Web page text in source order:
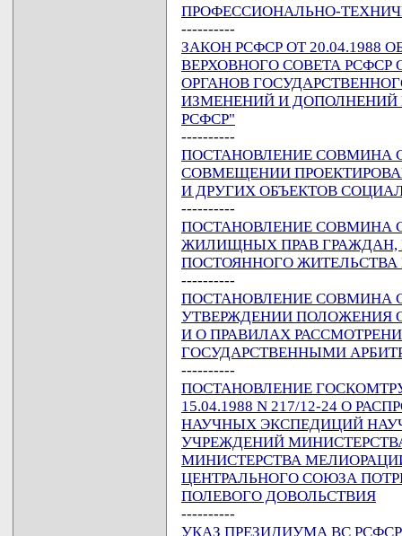
ПРОФЕССИОНАЛЬНО-
----------
ЗАКОН РСФСР ОТ
ВЕРХОВНОГО СОВЕТА
ОРГАНОВ
ИЗМЕНЕНИЙ И ДОПОЛНЕНИЙ
РСФСР"
----------
ПОСТАНОВЛЕНИЕ СОВМИНА
СОВМЕЩЕНИИ
И ДРУГИХ ОБЪЕКТОВ
----------
ПОСТАНОВЛЕНИЕ СОВМИНА
ЖИЛИЩНЫХ ПРАВ ГРАЖДАН,
ПОСТОЯННОГО
----------
ПОСТАНОВЛЕНИЕ СОВМИНА
УТВЕРЖДЕНИИ ПОЛОЖЕНИЯ
И О ПРАВИЛАХ
ГОСУДАРСТВЕННЫМИ
----------
ПОСТАНОВЛЕНИЕ
15.04.1988 N 217/12-24 О
НАУЧНЫХ ЭКСПЕДИЦИЙ
УЧРЕЖДЕНИЙ
МИНИСТЕРСТВА
ЦЕНТРАЛЬНОГО СОЮЗА
ПОЛЕВОГО ДОВОЛЬСТВИЯ
----------
УКАЗ ПРЕЗИДИУМА ВС